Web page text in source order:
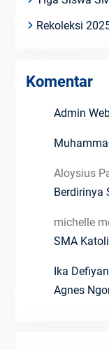
Rekoleksi
Komentar
Admin
Aloysius
Berdirinya
michelle
SMA
Ika
Agnes